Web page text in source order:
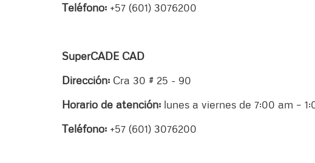
Teléfono: +57 (601) 3076200
SuperCADE CAD
Dirección: Cra 30 # 25 - 90
Horario de atención: lunes a viernes de 7:00 am –
Teléfono: +57 (601) 3076200